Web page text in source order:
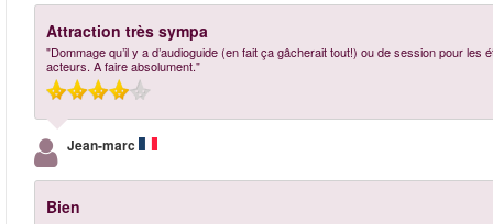
Attraction très sympa
"Dommage qu’il y a d’audioguide (en fait ça gâcherait tout!) ou de session pour
acteurs. A faire absolument."
Jean-marc
Bien